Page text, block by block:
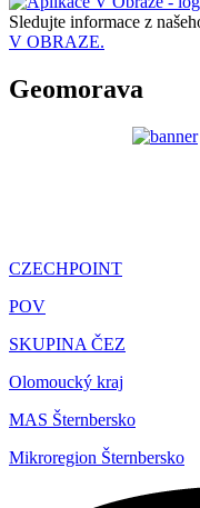
Sledujte informace z
V OBRAZE.
Geomorava
CZECHPOINT
POV
SKUPINA ČEZ
Olomoucký kraj
MAS Šternbersko
Mikroregion Šternbersko